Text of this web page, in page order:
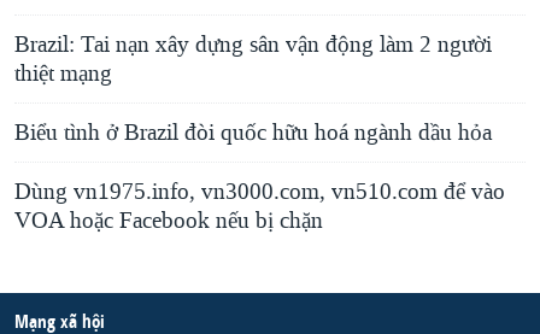
Brazil: Tai nạn xây dựng sân vận động làm 2 người
thiệt mạng
Biểu tình ở Brazil đòi quốc hữu hoá ngành dầu hỏa
Dùng vn1975.info, vn3000.com, vn510.com để vào
VOA hoặc Facebook nếu bị chặn
Mạng xã hội